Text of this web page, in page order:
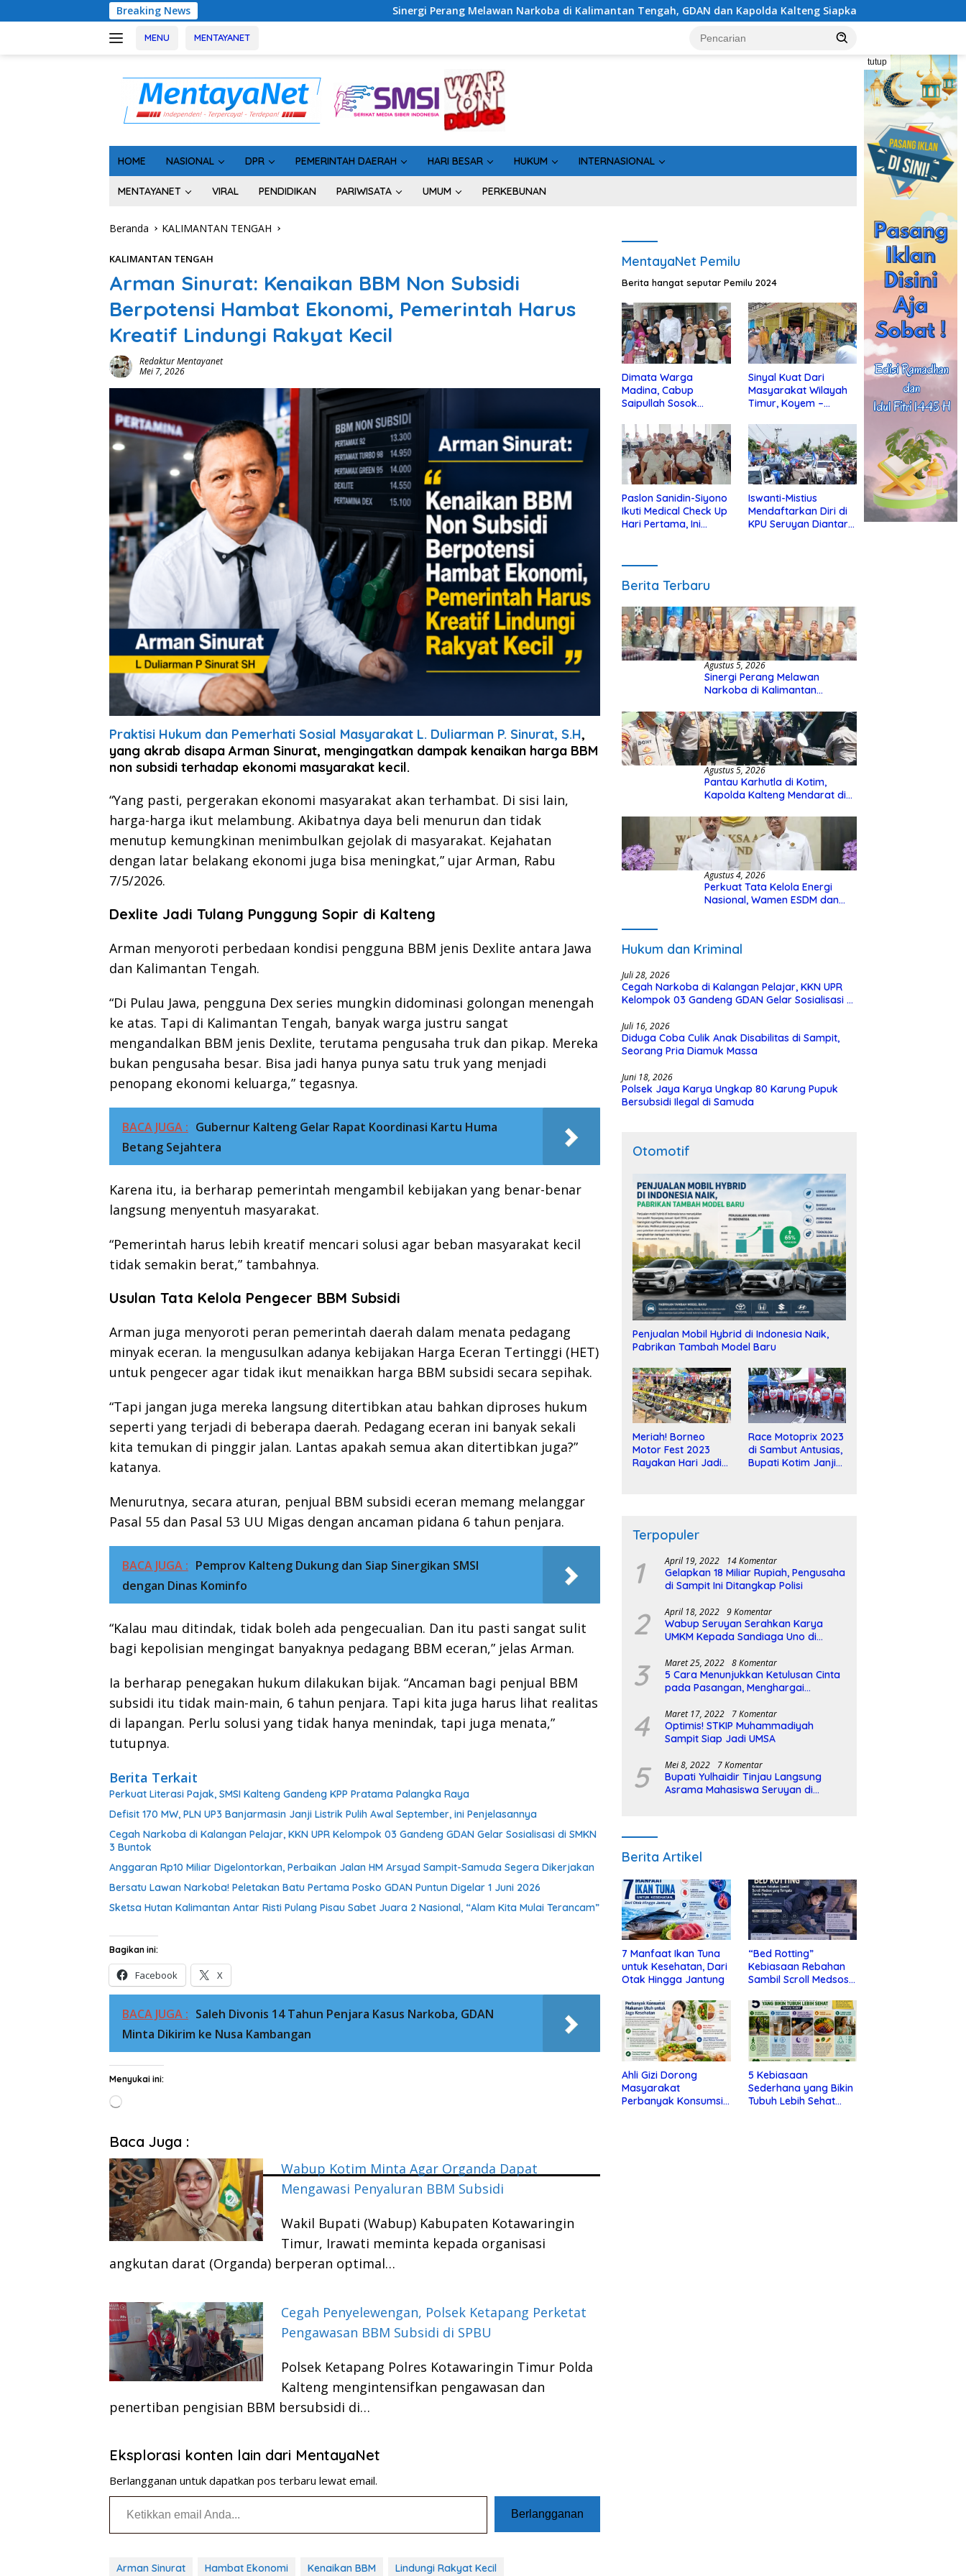
ke
Breaking News Sinergi Perang Melawan Narkoba di Kalimantan Tengah, GDAN dan Kapolda Kalteng Siapkan Deklarasi Akbar Pantau Karhutla di
MENU MENTAYANET
tutup
HOME NASIONAL DPR PEMERINTAH DAERAH HARI BESAR HUKUM INTERNASIONAL
MENTAYANET VIRAL PENDIDIKAN PARIWISATA UMUM PERKEBUNAN
Beranda KALIMANTAN TENGAH
KALIMANTAN TENGAH
Arman Sinurat: Kenaikan BBM Non Subsidi
Berpotensi Hambat Ekonomi, Pemerintah Harus
Kreatif Lindungi Rakyat Kecil
Redaktur Mentayanet
Mei 7, 2026
Praktisi Hukum dan Pemerhati Sosial Masyarakat L. Duliarman P. Sinurat, S.H,
yang akrab disapa Arman Sinurat, mengingatkan dampak kenaikan harga BBM
non subsidi terhadap ekonomi masyarakat kecil.
“Yang pasti, pergerakan ekonomi masyarakat akan terhambat. Di sisi lain,
harga-harga ikut melambung. Akibatnya daya beli menurun dan tidak
menutup kemungkinan menimbulkan gejolak di masyarakat. Kejahatan
dengan latar belakang ekonomi juga bisa meningkat,” ujar Arman, Rabu
7/5/2026.
Dexlite Jadi Tulang Punggung Sopir di Kalteng
Arman menyoroti perbedaan kondisi pengguna BBM jenis Dexlite antara Jawa
dan Kalimantan Tengah.
“Di Pulau Jawa, pengguna Dex series mungkin didominasi golongan menengah
ke atas. Tapi di Kalimantan Tengah, banyak warga justru sangat
mengandalkan BBM jenis Dexlite, terutama pengusaha truk dan pikap. Mereka
bukan pengusaha besar. Bisa jadi hanya punya satu truk yang menjadi
penopang ekonomi keluarga,” tegasnya.
BACA JUGA : Gubernur Kalteng Gelar Rapat Koordinasi Kartu Huma
Betang Sejahtera
Karena itu, ia berharap pemerintah mengambil kebijakan yang benar-benar
langsung menyentuh masyarakat.
“Pemerintah harus lebih kreatif mencari solusi agar beban masyarakat kecil
tidak semakin berat,” tambahnya.
Usulan Tata Kelola Pengecer BBM Subsidi
Arman juga menyoroti peran pemerintah daerah dalam menata pedagang
minyak eceran. Ia mengusulkan adanya kebijakan Harga Eceran Tertinggi (HET)
untuk pengecer agar tidak ikut menaikkan harga BBM subsidi secara sepihak.
“Tapi jangan juga mereka langsung ditertibkan atau bahkan diproses hukum
seperti yang terjadi di beberapa daerah. Pedagang eceran ini banyak sekali
kita temukan di pinggir jalan. Lantas apakah semua akan ditertibkan juga?”
katanya.
Menurutnya, secara aturan, penjual BBM subsidi eceran memang melanggar
Pasal 55 dan Pasal 53 UU Migas dengan ancaman pidana 6 tahun penjara.
BACA JUGA : Pemprov Kalteng Dukung dan Siap Sinergikan SMSI
dengan Dinas Kominfo
“Kalau mau ditindak, tidak boleh ada pengecualian. Dan itu pasti sangat sulit
bagi kepolisian mengingat banyaknya pedagang BBM eceran,” jelas Arman.
Ia berharap penegakan hukum dilakukan bijak. “Ancaman bagi penjual BBM
subsidi itu tidak main-main, 6 tahun penjara. Tapi kita juga harus lihat realitas
di lapangan. Perlu solusi yang tidak hanya menindak, tapi juga menata,”
tutupnya.
Berita Terkait
Perkuat Literasi Pajak, SMSI Kalteng Gandeng KPP Pratama Palangka Raya
Defisit 170 MW, PLN UP3 Banjarmasin Janji Listrik Pulih Awal September, ini Penjelasannya
Cegah Narkoba di Kalangan Pelajar, KKN UPR Kelompok 03 Gandeng GDAN Gelar Sosialisasi di SMKN
3 Buntok
Anggaran Rp10 Miliar Digelontorkan, Perbaikan Jalan HM Arsyad Sampit-Samuda Segera Dikerjakan
Bersatu Lawan Narkoba! Peletakan Batu Pertama Posko GDAN Puntun Digelar 1 Juni 2026
Sketsa Hutan Kalimantan Antar Risti Pulang Pisau Sabet Juara 2 Nasional, “Alam Kita Mulai Terancam”
Bagikan ini:
Facebook X
BACA JUGA : Saleh Divonis 14 Tahun Penjara Kasus Narkoba, GDAN
Minta Dikirim ke Nusa Kambangan
Menyukai ini:
Memuat...
Baca Juga :
Wabup Kotim Minta Agar Organda Dapat
Mengawasi Penyaluran BBM Subsidi
Wakil Bupati (Wabup) Kabupaten Kotawaringin
Timur, Irawati meminta kepada organisasi
angkutan darat (Organda) berperan optimal…
Cegah Penyelewengan, Polsek Ketapang Perketat
Pengawasan BBM Subsidi di SPBU
Polsek Ketapang Polres Kotawaringin Timur Polda
Kalteng mengintensifkan pengawasan dan
penertiban pengisian BBM bersubsidi di…
Eksplorasi konten lain dari MentayaNet
Berlangganan untuk dapatkan pos terbaru lewat email.
Ketikkan email Anda...
Berlangganan
Arman Sinurat Hambat Ekonomi Kenaikan BBM Lindungi Rakyat Kecil
MentayaNet Pemilu
Berita hangat seputar Pemilu 2024
Dimata Warga
Madina, Cabup
Saipullah Sosok
Anak Yatim
Sinyal Kuat Dari
Masyarakat Wilayah
Timur, Koyem –
di Kotim
Paslon Sanidin-Siyono
Ikuti Medical Check Up
Hari Pertama, Ini
Iswanti-Mistius
Mendaftarkan Diri di
KPU Seruyan Diantar
Berita Terbaru
Agustus 5, 2026
Sinergi Perang Melawan
Narkoba di Kalimantan
Kalteng Siapkan Deklarasi
Akbar
Agustus 5, 2026
Pantau Karhutla di Kotim,
Kapolda Kalteng Mendarat di
Polisi
Agustus 4, 2026
Perkuat Tata Kelola Energi
Nasional, Wamen ESDM dan
Hukum dan Kriminal
Juli 28, 2026
Cegah Narkoba di Kalangan Pelajar, KKN UPR
Kelompok 03 Gandeng GDAN Gelar Sosialisasi di
Juli 16, 2026
Diduga Coba Culik Anak Disabilitas di Sampit,
Seorang Pria Diamuk Massa
Juni 18, 2026
Polsek Jaya Karya Ungkap 80 Karung Pupuk
Bersubsidi Ilegal di Samuda
Otomotif
Penjualan Mobil Hybrid di Indonesia Naik,
Pabrikan Tambah Model Baru
Meriah! Borneo
Motor Fest 2023
Rayakan Hari Jadi
Race Motoprix 2023
di Sambut Antusias,
Bupati Kotim Janji
Terpopuler
1 April 19, 2022 14 Komentar
Gelapkan 18 Miliar Rupiah, Pengusaha
di Sampit Ini Ditangkap Polisi
2 April 18, 2022 9 Komentar
Wabup Seruyan Serahkan Karya
UMKM Kepada Sandiaga Uno di
3 Maret 25, 2022 8 Komentar
5 Cara Menunjukkan Ketulusan Cinta
pada Pasangan, Menghargai
4 Maret 17, 2022 7 Komentar
Optimis! STKIP Muhammadiyah
Sampit Siap Jadi UMSA
5 Mei 8, 2022 7 Komentar
Bupati Yulhaidir Tinjau Langsung
Asrama Mahasiswa Seruyan di
Berita Artikel
7 Manfaat Ikan Tuna
untuk Kesehatan, Dari
Otak Hingga Jantung
“Bed Rotting”
Kebiasaan Rebahan
Sambil Scroll Medsos
Depresi
Ahli Gizi Dorong
Masyarakat
Perbanyak Konsumsi
5 Kebiasaan
Sederhana yang Bikin
Tubuh Lebih Sehat